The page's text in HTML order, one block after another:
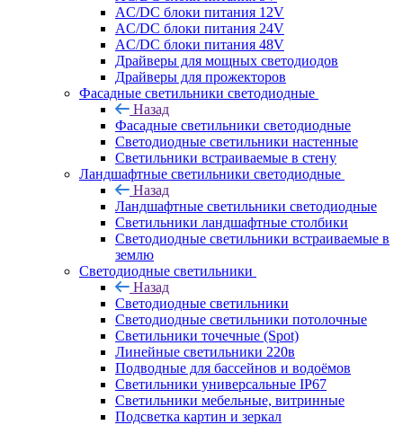
AC/DC блоки питания 12V
AC/DC блоки питания 24V
AC/DC блоки питания 48V
Драйверы для мощных светодиодов
Драйверы для прожекторов
Фасадные светильники светодиодные
Назад
Фасадные светильники светодиодные
Светодиодные светильники настенные
Светильники встраиваемые в стену
Ландшафтные светильники светодиодные
Назад
Ландшафтные светильники светодиодные
Светильники ландшафтные столбики
Светодиодные светильники встраиваемые в
землю
Светодиодные светильники
Назад
Светодиодные светильники
Светодиодные светильники потолочные
Светильники точечные (Spot)
Линейные светильники 220в
Подводные для бассейнов и водоёмов
Светильники универсальные IP67
Светильники мебельные, витринные
Подсветка картин и зеркал